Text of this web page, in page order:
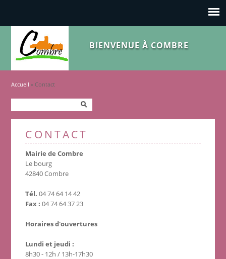
BIENVENUE À COMBRE
Vous êtes ici
Accueil » Contact
Formulaire de recherche
CONTACT
Mairie de Combre
Le bourg
42840 Combre
Tél. 04 74 64 14 42
Fax : 04 74 64 37 23
Horaires d'ouvertures
Lundi et jeudi :
8h30 - 12h / 13h-17h30